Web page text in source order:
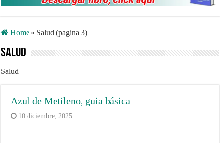
Home » Salud (pagina 3)
Salud
Salud
Azul de Metileno, guia básica
10 diciembre, 2025